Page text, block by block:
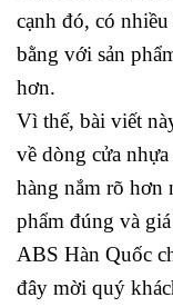
cạnh đó, có
bằng với sản
hơn.
Vì thế, bài viết
về dòng cửa
hàng nắm rõ hơn
phẩm đúng và
ABS Hàn Quốc
đây mời quý